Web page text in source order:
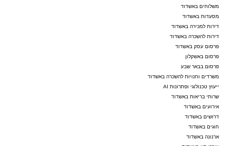
משלוחים באשדוד
מסעדות באשדוד
דירות למכירה באשדוד
דירות להשכרה באשדוד
פרסום עסק באשדוד
פרסום באשקלון
פרסום בבאר שבע
משרדים וחנויות להשכרה באשדוד
ייעוץ טכנולוגי ופתרונות AI
שרותי בריאות באשדוד
אירועים באשדוד
דרושים באשדוד
חוגים באשדוד
ארנונה באשדוד